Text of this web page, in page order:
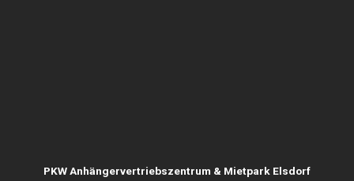
PKW Anhängervertriebszentrum & Mietpark Elsdorf